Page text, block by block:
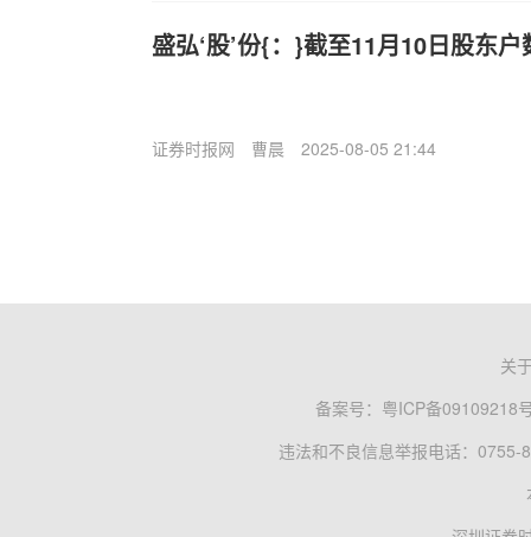
盛弘‘股’份{：}截至11月10日股东
证券时报网 曹晨 2025-08-05 21:44
关
备案号： 粤ICP备09109218
违法和不良信息举报电话：0755-